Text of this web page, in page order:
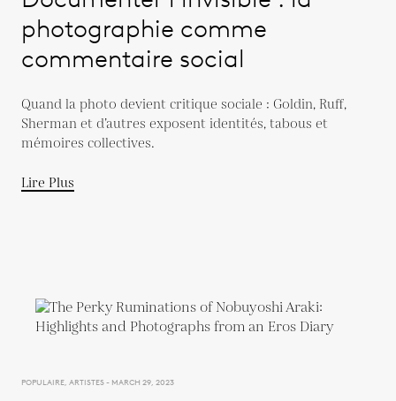
photographie comme
commentaire social
Quand la photo devient critique sociale : Goldin, Ruff,
Sherman et d’autres exposent identités, tabous et
mémoires collectives.
Lire Plus
POPULAIRE, ARTISTES - MARCH 29, 2023